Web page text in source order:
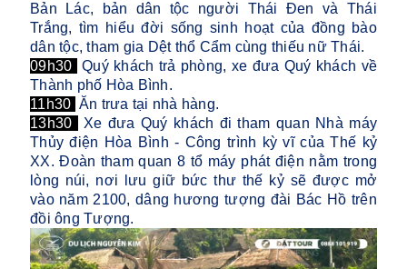
Bản Lác, bản dân tộc người Thái Đen và Thái
Trắng, tìm hiểu đời sống sinh hoạt của đồng bào
dân tộc, tham gia Dệt thổ Cẩm cùng thiếu nữ Thái.
09h30
Quý khách trả phòng, xe đưa Quý khách về
Thành phố Hòa Bình.
11h30 Ăn trưa tại nhà hàng.
13h30
Xe đưa Quý khách đi tham quan Nhà máy
Thủy điện Hòa Bình - Công trình kỳ vĩ của Thế kỷ
XX. Đoàn tham quan 8 tổ máy phát điện nằm trong
lòng núi, nơi lưu giữ bức thư thế kỷ sẽ được mở
vào năm 2100, dâng hương tượng đài Bác Hồ trên
đồi ông Tượng.